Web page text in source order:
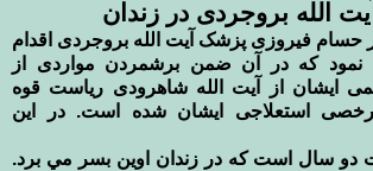
حسام فیروزی پزشک آیت الله بروجردی اقدام
نمود که در آن ضمن برشمردن ‏مواردی از
ایشان از آیت الله شاهرودی ریاست قوه
استعلاجی ایشان ‏شده است. در این
دو سال است كه در زندان اوين بسر مي برد.